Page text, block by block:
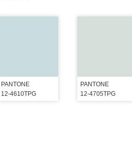
PANTONE
12-4610TPG
PANTONE
12-4705TPG